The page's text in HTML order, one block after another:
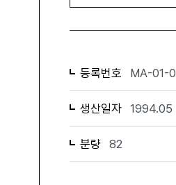
등록번호 MA-01-
생산일자 1994.05
분량 82